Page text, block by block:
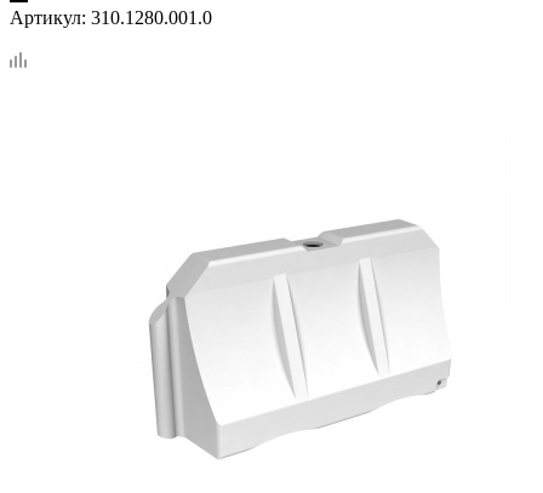
Артикул: 310.1280.001.0